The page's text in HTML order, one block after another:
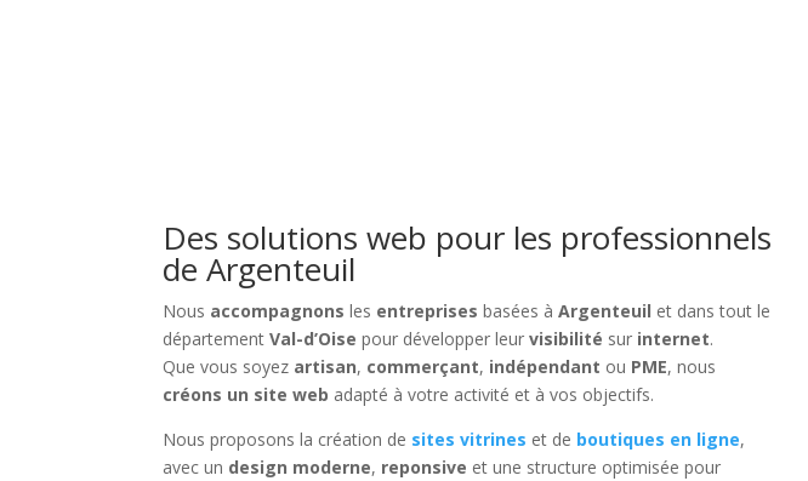
Des solutions web pour les professionnels
de Argenteuil
Nous accompagnons les entreprises basées àArgenteuil et dans tout le
département Val-d’Oise pour développer leurvisibilité sur internet.
Que vous soyez artisan, commerçant, indépendant ou PME, nous
créons un site web adapté à votre activité et à vos objectifs.
Nous proposons la création de sites vitrines et de boutiques en ligne,
avec un design moderne, reponsive et une structure optimisée pour